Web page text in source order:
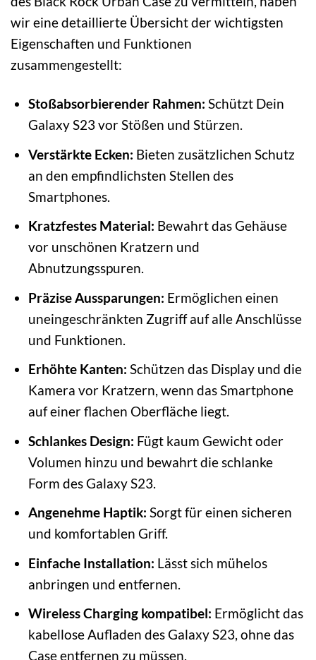
wir eine detaillierte Übersicht der wichtigsten
Eigenschaften und Funktionen
zusammengestellt:
Stoßabsorbierender Rahmen: Schützt Dein
Galaxy S23 vor Stößen und Stürzen.
Verstärkte Ecken: Bieten zusätzlichen Schutz
an den empfindlichsten Stellen des
Smartphones.
Kratzfestes Material: Bewahrt das Gehäuse
vor unschönen Kratzern und
Abnutzungsspuren.
Präzise Aussparungen: Ermöglichen einen
uneingeschränkten Zugriff auf alle Anschlüsse
und Funktionen.
Erhöhte Kanten: Schützen das Display und die
Kamera vor Kratzern, wenn das Smartphone
auf einer flachen Oberfläche liegt.
Schlankes Design: Fügt kaum Gewicht oder
Volumen hinzu und bewahrt die schlanke
Form des Galaxy S23.
Angenehme Haptik: Sorgt für einen sicheren
und komfortablen Griff.
Einfache Installation: Lässt sich mühelos
anbringen und entfernen.
Wireless Charging kompatibel: Ermöglicht das
kabellose Aufladen des Galaxy S23, ohne das
Case entfernen zu müssen.